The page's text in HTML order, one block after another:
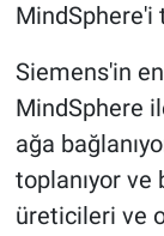
MindSphere'i
Siemens'in
MindSphere
ağa
toplanıyor ve
üreticileri ve